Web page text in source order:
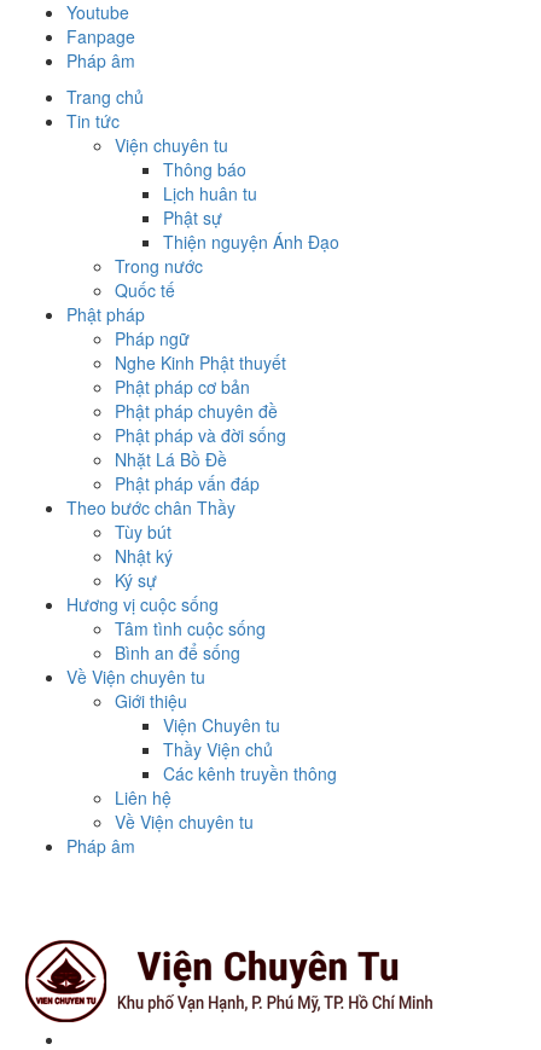
Youtube
Fanpage
Pháp âm
Trang chủ
Tin tức
Viện chuyên tu
Thông báo
Lịch huân tu
Phật sự
Thiện nguyện Ánh Đạo
Trong nước
Quốc tế
Phật pháp
Pháp ngữ
Nghe Kinh Phật thuyết
Phật pháp cơ bản
Phật pháp chuyên đề
Phật pháp và đời sống
Nhặt Lá Bồ Đề
Phật pháp vấn đáp
Theo bước chân Thầy
Tùy bút
Nhật ký
Ký sự
Hương vị cuộc sống
Tâm tình cuộc sống
Bình an để sống
Về Viện chuyên tu
Giới thiệu
Viện Chuyên tu
Thầy Viện chủ
Các kênh truyền thông
Liên hệ
Về Viện chuyên tu
Pháp âm